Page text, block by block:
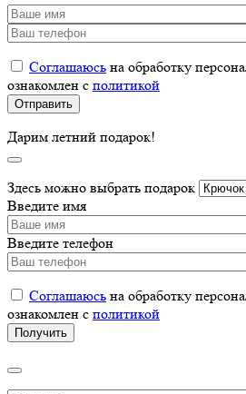
Соглашаюсь на обработку
ознакомлен с политикой
Дарим летний подарок!
Здесь можно выбрать подарок
Введите имя
Введите телефон
Соглашаюсь на обработку
ознакомлен с политикой